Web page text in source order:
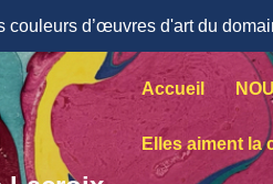
d’œuvres d'art du
Accueil
Elles aiment la